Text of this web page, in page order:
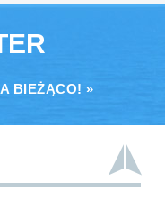
BIEŻĄCO! »